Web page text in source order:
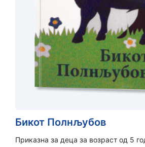
Бикот Полнљубов
Приказна за деца за возраст од 5